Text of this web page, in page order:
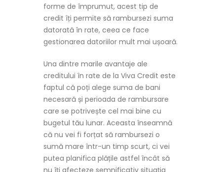
forme de împrumut, acest tip de
credit îți permite să rambursezi suma
datorată în rate, ceea ce face
gestionarea datoriilor mult mai ușoară.
Una dintre marile avantaje ale
creditului în rate de la Viva Credit este
faptul că poți alege suma de bani
necesară și perioada de rambursare
care se potrivește cel mai bine cu
bugetul tău lunar. Aceasta înseamnă
că nu vei fi forțat să rambursezi o
sumă mare într-un timp scurt, ci vei
putea planifica plățile astfel încât să
nu îți afecteze semnificativ situația